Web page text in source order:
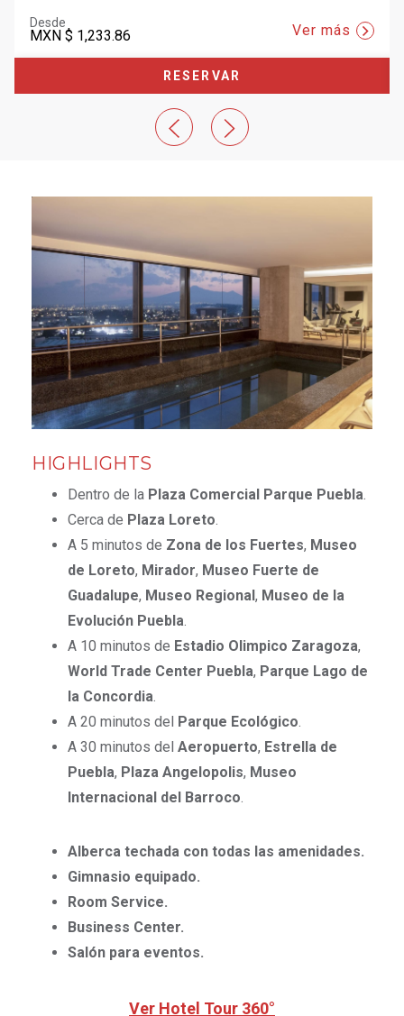
Desde
MXN $ 1,233.86 Ver más
RESERVAR
HIGHLIGHTS
Dentro de la Plaza Comercial Parque Puebla
Cerca de Plaza Loreto
A 5 minutos de Zona de los Fuertes, Museo
de Loreto, Mirador, Museo Fuerte de
Guadalupe, Museo Regional, Museo de la
Evolución Puebla
A 10 minutos de Estadio Olimpico Zaragoza,
World Trade Center Puebla, Parque Lago de
la Concordia
A 20 minutos del Parque Ecológico
A 30 minutos del Aeropuerto, Estrella de
Puebla, Plaza Angelopolis, Museo
Internacional del Barroco
Alberca techada con todas las amenidades.
Gimnasio equipado.
Room Service.
Business Center.
Salón para eventos.
Ver Hotel Tour 360°